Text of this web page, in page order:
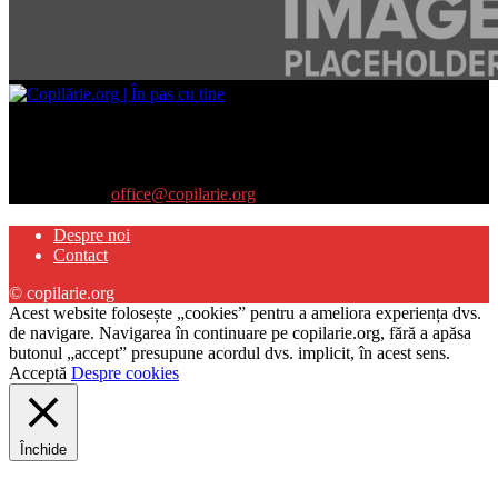
office@copilarie.org
Despre noi
Contact
© copilarie.org
Acest website folosește „cookies” pentru a ameliora experiența dvs.
de navigare. Navigarea în continuare pe copilarie.org, fără a apăsa
butonul „accept” presupune acordul dvs. implicit, în acest sens.
Acceptă Despre cookies
Închide